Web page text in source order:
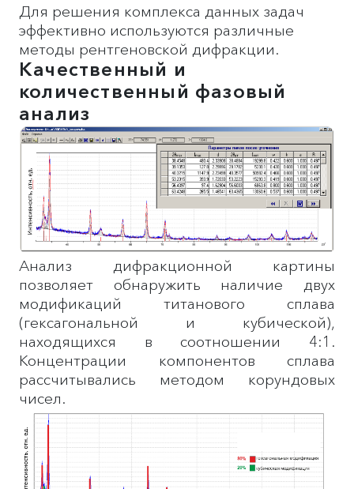
Для решения комплекса данных задач
эффективно используются различные
методы рентгеновской дифракции.
Качественный и
количественный фазовый
анализ
Анализ дифракционной картины
позволяет обнаружить наличие двух
модификаций титанового сплава
(гексагональной и кубической),
находящихся в соотношении 4:1.
Концентрации компонентов сплава
рассчитывались методом корундовых
чисел.